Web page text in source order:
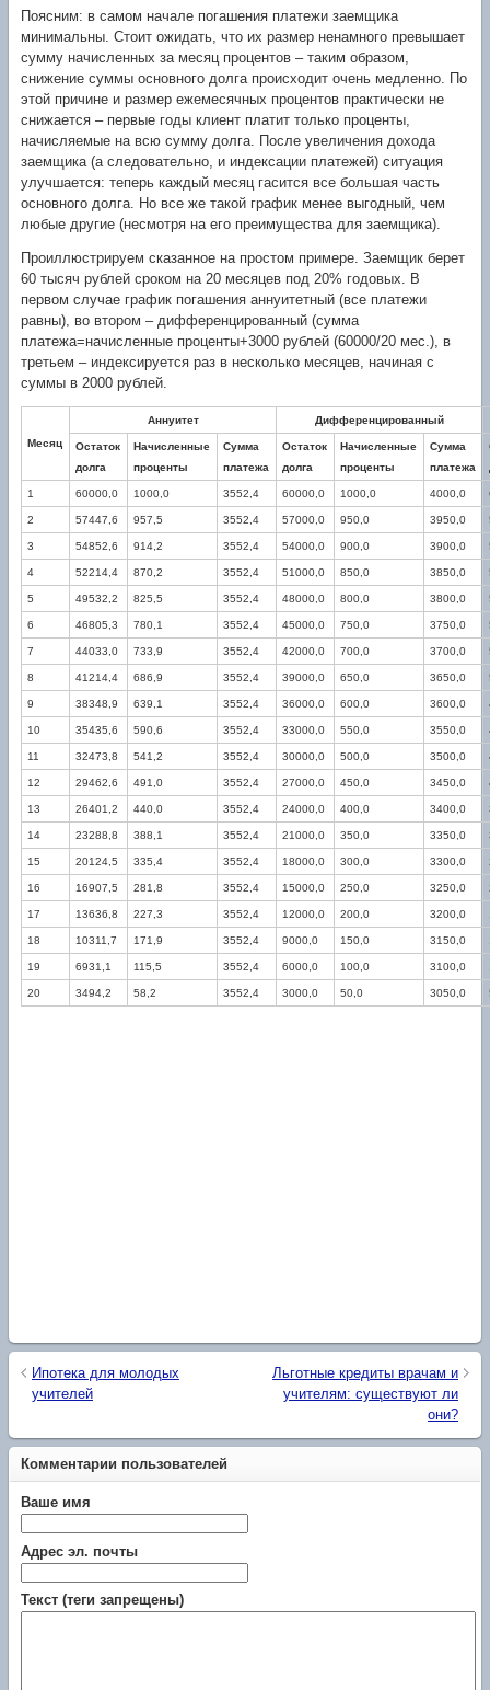
Поясним: в самом начале погашения платежи заемщика
минимальны. Стоит ожидать, что их размер ненамного превышает
сумму начисленных за месяц процентов – таким образом,
снижение суммы основного долга происходит очень медленно. По
этой причине и размер ежемесячных процентов практически не
снижается – первые годы клиент платит только проценты,
начисляемые на всю сумму долга. После увеличения дохода
заемщика (а следовательно, и индексации платежей) ситуация
улучшается: теперь каждый месяц гасится все большая часть
основного долга. Но все же такой график менее выгодный, чем
любые другие (несмотря на его преимущества для заемщика).
Проиллюстрируем сказанное на простом примере. Заемщик берет
60 тысяч рублей сроком на 20 месяцев под 20% годовых. В
первом случае график погашения аннуитетный (все платежи
равны), во втором – дифференцированный (сумма
платежа=начисленные проценты+3000 рублей (60000/20 мес.), в
третьем – индексируется раз в несколько месяцев, начиная с
суммы в 2000 рублей.
Месяц
Аннуитет Дифференцированный
Остаток
долга
Начисленные
проценты
Сумма
платежа
Остаток
долга
Начисленные
проценты
Сумма
платежа
1 60000,0 1000,0 3552,4 60000,0 1000,0 4000,0
2 57447,6 957,5 3552,4 57000,0 950,0 3950,0
3 54852,6 914,2 3552,4 54000,0 900,0 3900,0
4 52214,4 870,2 3552,4 51000,0 850,0 3850,0
5 49532,2 825,5 3552,4 48000,0 800,0 3800,0
6 46805,3 780,1 3552,4 45000,0 750,0 3750,0
7 44033,0 733,9 3552,4 42000,0 700,0 3700,0
8 41214,4 686,9 3552,4 39000,0 650,0 3650,0
9 38348,9 639,1 3552,4 36000,0 600,0 3600,0
10 35435,6 590,6 3552,4 33000,0 550,0 3550,0
11 32473,8 541,2 3552,4 30000,0 500,0 3500,0
12 29462,6 491,0 3552,4 27000,0 450,0 3450,0
13 26401,2 440,0 3552,4 24000,0 400,0 3400,0
14 23288,8 388,1 3552,4 21000,0 350,0 3350,0
15 20124,5 335,4 3552,4 18000,0 300,0 3300,0
16 16907,5 281,8 3552,4 15000,0 250,0 3250,0
17 13636,8 227,3 3552,4 12000,0 200,0 3200,0
18 10311,7 171,9 3552,4 9000,0 150,0 3150,0
19 6931,1 115,5 3552,4 6000,0 100,0 3100,0
20 3494,2 58,2 3552,4 3000,0 50,0 3050,0
Ипотека для молодых
учителей
Льготные кредиты врачам и
учителям: существуют ли
они?
Комментарии пользователей
Ваше имя
Адрес эл. почты
Текст (теги запрещены)